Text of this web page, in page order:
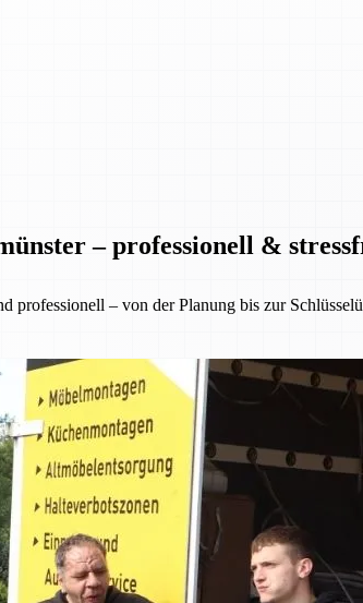
– professionell &
professionell – von der Planung bis zur